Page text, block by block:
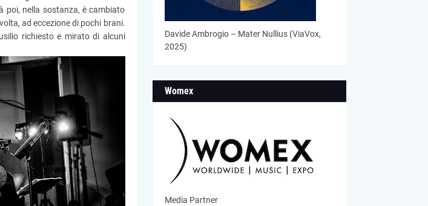
poi, nella sostanza, è cambiato
ad eccezione di pochi brani.
richiesto e mirato di alcuni
Davide Ambrogio – Mater Nullius (ViaVox,
2025)
Womex
Media Partner